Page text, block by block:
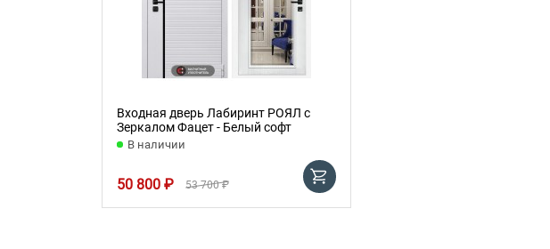
Входная дверь Лабиринт РОЯЛ с
Зеркалом Фацет - Белый софт
В наличии
50 800 ₽ 53 700 ₽